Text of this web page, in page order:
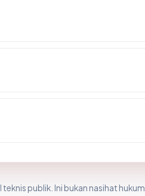
publik. Ini bukan nasihat